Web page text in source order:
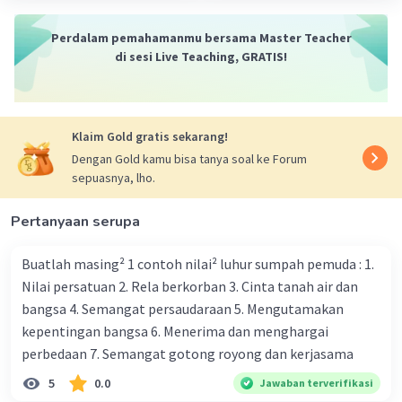
Indonesia".
Kedua :"Kami putra dan putri Indonesia
Ketiga :"Kami putra dan putri Indonesia
menjunjung bahasa persatuan, bahasa
Indonesia".
3.
-Menghargaidan Menghormati Teman.
- Membantu Teman walau Berbeda Keyakinan
- Menghindari Perundungan.
- Tidak Membedakan Teman.
- MenghargaiPerbedaan disekitar.
- Tidak Mengganggu atau Berisik Saat ada teman
yang sedang Beribadah.
- Menghargai KeberagamanBudaya yang
dimiliki teman yang berbeda suku.
Perdalam pemahamanmu bersama Master Teacher
di sesi Live Teaching, GRATIS!
Klaim Gold gratis sekarang!
Dengan Gold kamu bisa tanya soal ke Forum
sepuasnya, lho.
Pertanyaan serupa
Buatlah masing² 1 contoh nilai² luhur sumpah pemuda : 1.
Nilai persatuan 2. Rela berkorban 3. Cinta tanah air dan
bangsa 4. Semangat persaudaraan 5. Mengutamakan
kepentingan bangsa 6. Menerima dan menghargai
perbedaan 7. Semangat gotong royong dan kerjasama
5 0.0 Jawaban terverifikasi